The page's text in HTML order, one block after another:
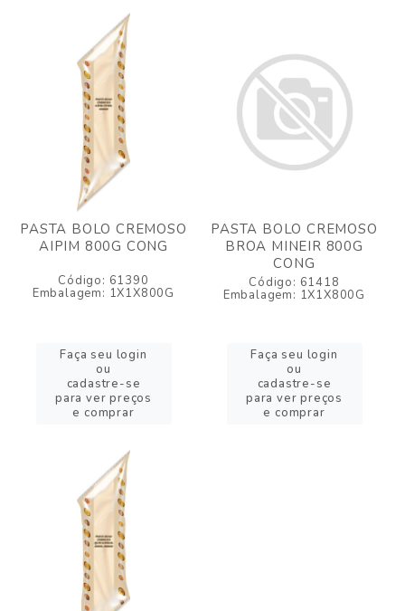
PASTA BOLO CREMOSO
AIPIM 800G CONG
Código: 61390
Embalagem: 1X1X800G
Faça seu login
ou
cadastre-se
para ver preços
e comprar
PASTA BOLO CREMOSO
BROA MINEIR 800G
CONG
Código: 61418
Embalagem: 1X1X800G
Faça seu login
ou
cadastre-se
para ver preços
e comprar